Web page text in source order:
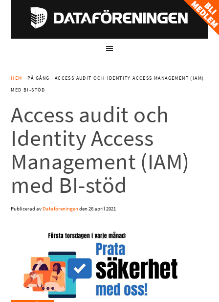
HEM · PÅ GÅNG · ACCESS AUDIT OCH IDENTITY ACCESS MANAGEMENT (IAM)
MED BI-STÖD
Access audit och
Identity Access
Management (IAM)
med BI-stöd
Publicerad av Dataföreningenden26 april 2021